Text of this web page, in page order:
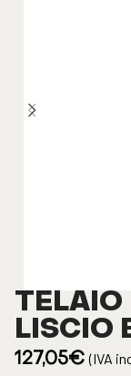
TELAIO
LISCIO
127,05€ (IVA